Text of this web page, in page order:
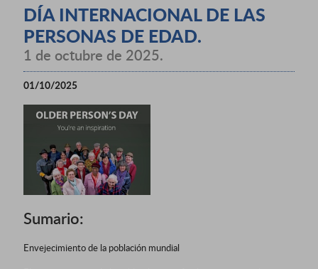
DÍA INTERNACIONAL DE LAS
PERSONAS DE EDAD.
1 de octubre de 2025.
01/10/2025
Sumario:
Envejecimiento de la población mundial